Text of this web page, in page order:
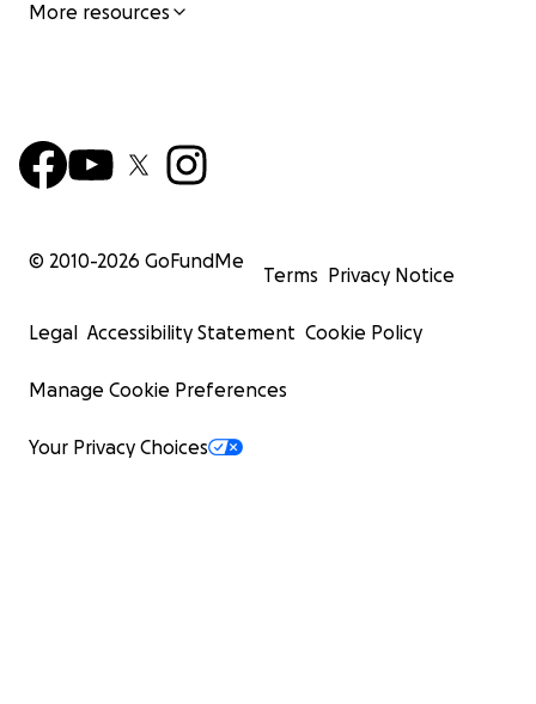
More resources
© 2010-2026 GoFundMe
Terms Privacy Notice
Legal Accessibility Statement Cookie Policy
Manage Cookie Preferences
Your Privacy Choices